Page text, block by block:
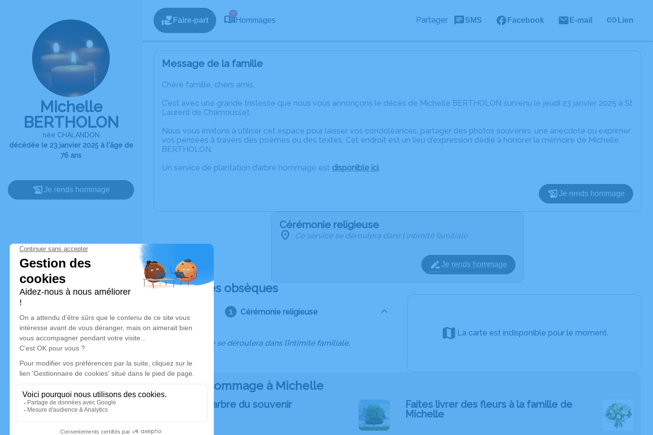
Michelle
BERTHOLON
née CHALANDON
décédée le 23 janvier 2025 à l'âge de
76 ans
Je rends hommage
Faire-part
10
Hommages Partager SMS Facebook E-mail Lien
Message de la famille
Chère famille, chers amis,
C’est avec une grande tristesse que nous vous annonçons le décès de Michelle BERTHOLON survenu le jeudi 23 janvier 2025 à St
Laurent de Chamousset.
Nous vous invitons à utiliser cet espace pour laisser vos condoléances, partager des photos souvenirs, une anecdote ou exprimer
vos pensées à travers des poèmes ou des textes. Cet endroit est un lieu d'expression dédié à honorer la mémoire de Michelle
BERTHOLON.
Un service de plantation d’arbre hommage est disponible ici.
Je rends hommage
Cérémonie religieuse
Ce service se déroulera dans l'intimité familiale
Je rends hommage
Déroulé des obsèques
Cérémonie religieuse
Ce service se déroulera dans l’intimité familiale.
La carte est indisponible pour le moment.
Rendez hommage à Michelle
Plantez un arbre du souvenir
Faites livrer des fleurs à la famille de
Michelle